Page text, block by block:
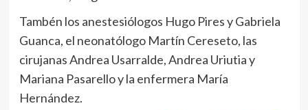
Tambén los anestesiólogos Hugo Pires y Gabriela
Guanca, el neonatólogo Martín Cereseto, las
cirujanas Andrea Usarralde, Andrea Uriutia y
Mariana Pasarello y la enfermera María
Hernández.